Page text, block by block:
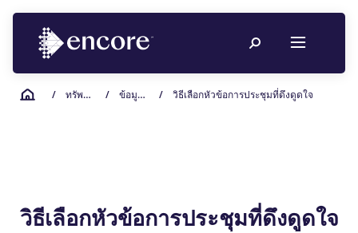
/ ทรัพยากรการวางแผนกิจกรรม / ข้อมูลเชิงลึกในอุตสาหกรรม / วิธีเลือกหัวข้อการประชุมที่ดึงดูดใจ
วิธีเลือกหัวข้อการประชุมที่ดึงดูดใจ